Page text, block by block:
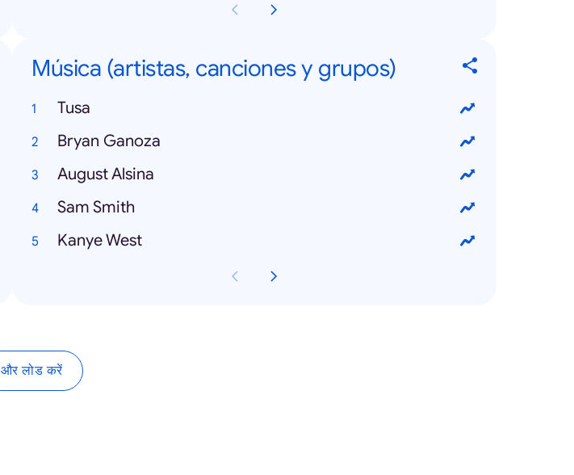
Música (artistas, canciones y grupos)
Tusa
Bryan Ganoza
August Alsina
Sam Smith
Kanye West
और लोड करें